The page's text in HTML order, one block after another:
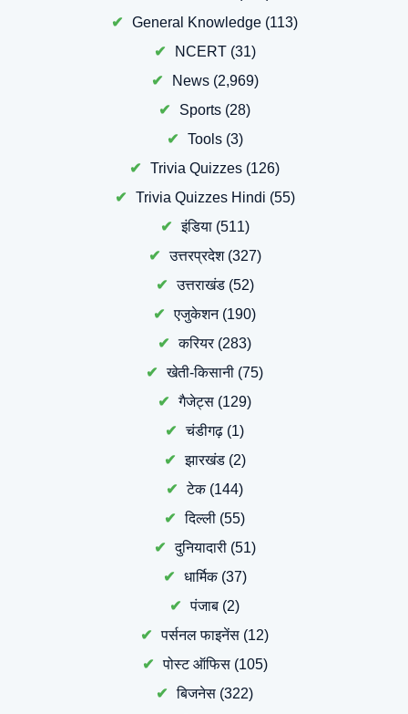
General Knowledge (113)
NCERT(31)
News(2,969)
Sports (28)
Tools(3)
Trivia Quizzes (126)
Trivia Quizzes Hindi (55)
इंडिया(511)
उत्तरप्रदेश(327)
उत्तराखंड(52)
एजुकेशन(190)
करियर(283)
खेती-किसानी (75)
गैजेट्स (129)
चंडीगढ़ (1)
झारखंड(2)
टेक(144)
दिल्ली (55)
दुनियादारी(51)
धार्मिक(37)
पंजाब (2)
पर्सनल फाइनेंस (12)
पोस्ट ऑफिस(105)
बिजनेस (322)